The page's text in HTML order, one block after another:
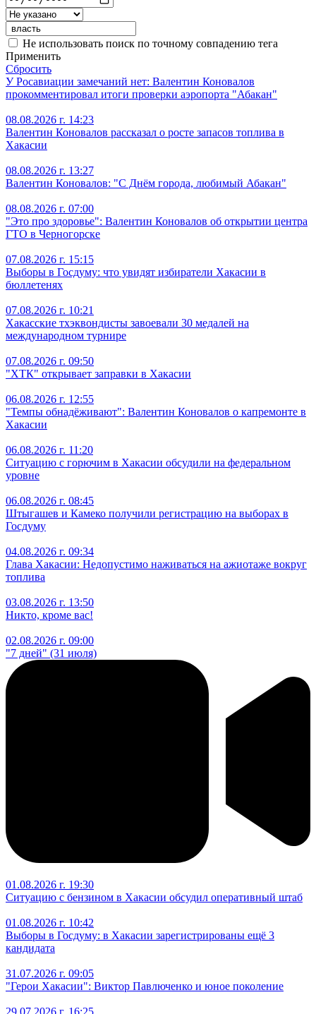
Не использовать поиск по точному совпадению тега
Применить
Сбросить
У Росавиации замечаний нет: Валентин Коновалов
прокомментировал итоги проверки аэропорта "Абакан"
08.08.2026 г. 14:23
Валентин Коновалов рассказал о росте запасов топлива в
Хакасии
08.08.2026 г. 13:27
Валентин Коновалов: "С Днём города, любимый Абакан"
08.08.2026 г. 07:00
"Это про здоровье": Валентин Коновалов об открытии центра
ГТО в Черногорске
07.08.2026 г. 15:15
Выборы в Госдуму: что увидят избиратели Хакасии в
бюллетенях
07.08.2026 г. 10:21
Хакасские тхэквондисты завоевали 30 медалей на
международном турнире
07.08.2026 г. 09:50
"ХТК" открывает заправки в Хакасии
06.08.2026 г. 12:55
"Темпы обнадёживают": Валентин Коновалов о капремонте в
Хакасии
06.08.2026 г. 11:20
Ситуацию с горючим в Хакасии обсудили на федеральном
уровне
06.08.2026 г. 08:45
Штыгашев и Камеко получили регистрацию на выборах в
Госдуму
04.08.2026 г. 09:34
Глава Хакасии: Недопустимо наживаться на ажиотаже вокруг
топлива
03.08.2026 г. 13:50
Никто, кроме вас!
02.08.2026 г. 09:00
"7 дней" (31 июля)
01.08.2026 г. 19:30
Ситуацию с бензином в Хакасии обсудил оперативный штаб
01.08.2026 г. 10:42
Выборы в Госдуму: в Хакасии зарегистрированы ещё 3
кандидата
31.07.2026 г. 09:05
"Герои Хакасии": Виктор Павлюченко и юное поколение